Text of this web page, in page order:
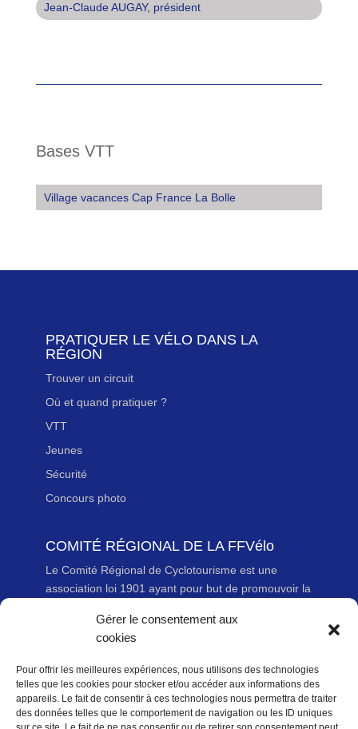
Gérer le consentement aux
cookies
Pour offrir les meilleures expériences, nous utilisons des technologies
telles que les cookies pour stocker et/ou accéder aux informations des
appareils. Le fait de consentir à ces technologies nous permettra de traiter
des données telles que le comportement de navigation ou les ID uniques
Jean-Claude AUGAY, président
Bases VTT
Village vacances Cap France La Bolle
PRATIQUER LE VÉLO DANS LA
RÉGION
Trouver un circuit
Où et quand pratiquer ?
VTT
Jeunes
Sécurité
Concours photo
COMITÉ RÉGIONAL DE LA FFVélo
Le Comité Régional de Cyclotourisme est une
association loi 1901 ayant pour but de promouvoir la
LIENS UTILES
Adhérer à la Fédération Française de cyclotourisme
Newsletter